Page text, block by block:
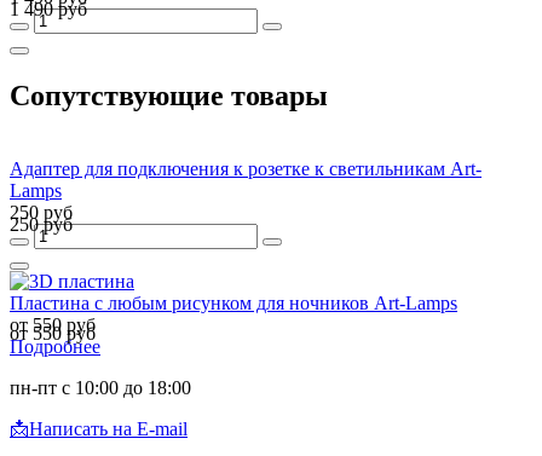
1 490 руб
Сопутствующие товары
Адаптер для подключения к розетке к светильникам Art-
Lamps
250 руб
250 руб
Пластина с любым рисунком для ночников Art-Lamps
от 550 руб
от 550 руб
Подробнее
пн-пт с 10:00 до 18:00
📩Написать на E-mail